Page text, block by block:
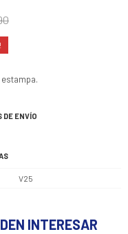
DE ENVÍO
V25
INTERESAR